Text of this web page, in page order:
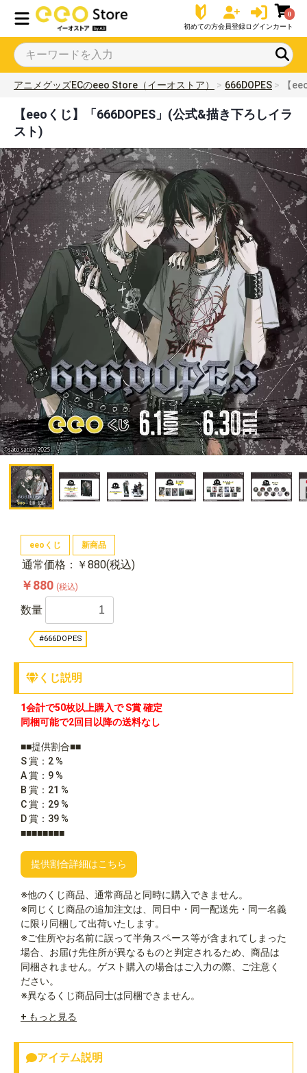
初めての方会員登録ログイン
0
カート
アニメグッズECのeeo Store（イーオストア） 666DOPES 【
【eeoくじ】「666DOPES」(公式&描き下ろしイラ
スト)
eeoくじ 新商品
通常価格：￥880(税込)
￥880 (税込)
数量
#666DOPES
くじ説明
1会計で50枚以上購入で S賞 確定
同梱可能で2回目以降の送料なし
■■提供割合■■
S 賞：2 %
A 賞：9 %
B 賞：21 %
C 賞：29 %
D 賞：39 %
■■■■■■■■
提供割合詳細はこちら
※他のくじ商品、通常商品と同時に購入できません。
※同じくじ商品の追加注文は、同日中・同一配送先・同一名義
に限り同梱して出荷いたします。
※ご住所やお名前に誤って半角スペース等が含まれてしまった
場合、お届け先住所が異なるものと判定されるため、商品は
同梱されません。ゲスト購入の場合はご入力の際、ご注意く
ださい。
※異なるくじ商品同士は同梱できません。
+ もっと見る
アイテム説明